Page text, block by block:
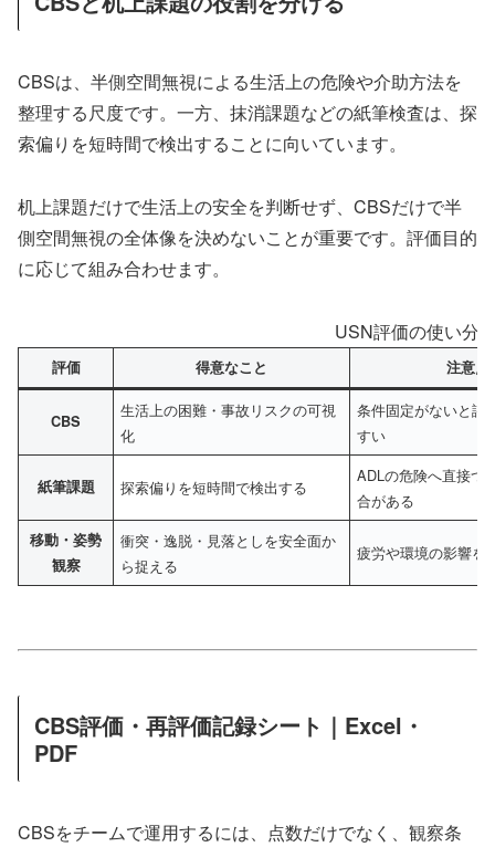
CBSは、半側空間無視による生活上の危険や介助方法を
整理する尺度です。一方、抹消課題などの紙筆検査は、探
索偏りを短時間で検出することに向いています。
机上課題だけで生活上の安全を判断せず、CBSだけで半
側空間無視の全体像を決めないことが重要です。評価目的
に応じて組み合わせます。
USN評価の使い分
評価 得意なこと 注意点
CBS
生活上の困難・事故リスクの可視
化
条件固定がないと評
すい
紙筆課題 探索偏りを短時間で検出する
ADLの危険へ直接つ
合がある
移動・姿勢
観察
衝突・逸脱・見落としを安全面か
ら捉える
疲労や環境の影響を
CBS評価・再評価記録シート｜Excel・
PDF
CBSをチームで運用するには、点数だけでなく、観察条